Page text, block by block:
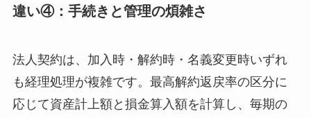
違い④：手続きと管理の煩雑さ
法人契約は、加入時・解約時・名義変更時いずれ
も経理処理が複雑です。最高解約返戻率の区分に
応じて資産計上額と損金算入額を計算し、毎期の